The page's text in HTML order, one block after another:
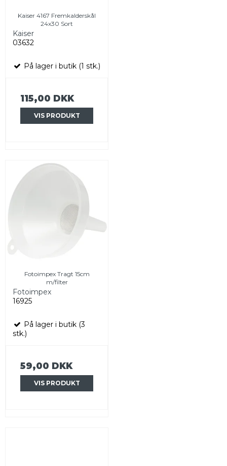
Kaiser 4167 Fremkalderskål
24x30 Sort
Kaiser
03632
På lager i butik (1 stk.)
115,00 DKK
VIS PRODUKT
Fotoimpex Tragt 15cm
m/filter
Fotoimpex
16925
På lager i butik (3
stk.)
59,00 DKK
VIS PRODUKT